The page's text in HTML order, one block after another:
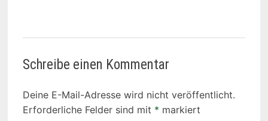
Schreibe einen Kommentar
Deine E-Mail-Adresse wird nicht veröffentlicht.
Erforderliche Felder sind mit * markiert